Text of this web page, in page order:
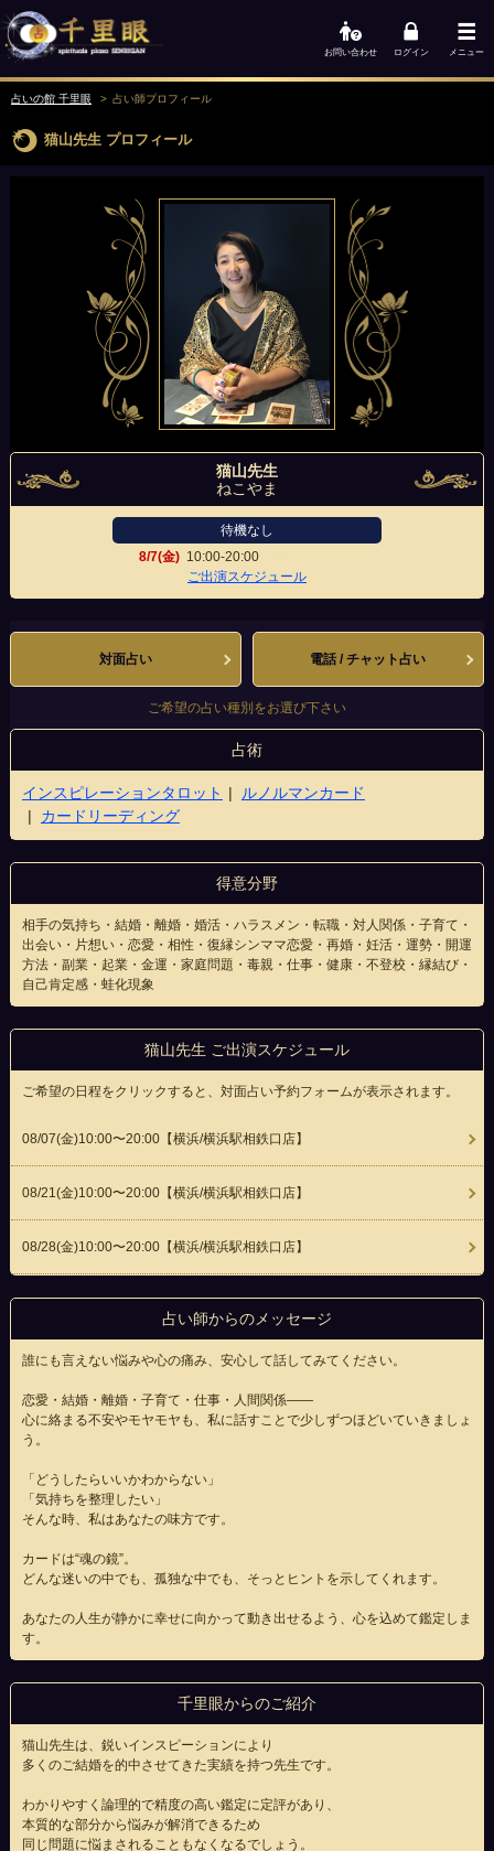
お問い合わせ ログイン メニュー
占いの館 千里眼 占い師プロフィール
猫山先生 プロフィール
猫山先生
ねこやま
待機なし
8/7(金) 10:00-20:00
ご出演スケジュール
対面占い 電話 / チャット占い
ご希望の占い種別をお選び下さい
占術
インスピレーションタロット
ルノルマンカード
カードリーディング
得意分野
相手の気持ち・結婚・離婚・婚活・ハラスメン・転職・対人関係・子育て・
出会い・片想い・恋愛・相性・復縁シンママ恋愛・再婚・妊活・運勢・開運
方法・副業・起業・金運・家庭問題・毒親・仕事・健康・不登校・縁結び・
自己肯定感・蛙化現象
猫山先生 ご出演スケジュール
ご希望の日程をクリックすると、対面占い予約フォームが表示されます。
08/07(金)10:00〜20:00【横浜/横浜駅相鉄口店】
08/21(金)10:00〜20:00【横浜/横浜駅相鉄口店】
08/28(金)10:00〜20:00【横浜/横浜駅相鉄口店】
占い師からのメッセージ
誰にも言えない悩みや心の痛み、安心して話してみてください。
恋愛・結婚・離婚・子育て・仕事・人間関係――
心に絡まる不安やモヤモヤも、私に話すことで少しずつほどいていきましょ
う。
「どうしたらいいかわからない」
「気持ちを整理したい」
そんな時、私はあなたの味方です。
カードは“魂の鏡”。
どんな迷いの中でも、孤独な中でも、そっとヒントを示してくれます。
あなたの人生が静かに幸せに向かって動き出せるよう、心を込めて鑑定しま
す。
千里眼からのご紹介
猫山先生は、鋭いインスピーションにより
多くのご結婚を的中させてきた実績を持つ先生です。
わかりやすく論理的で精度の高い鑑定に定評があり、
本質的な部分から悩みが解消できるため
同じ問題に悩まされることもなくなるでしょう。